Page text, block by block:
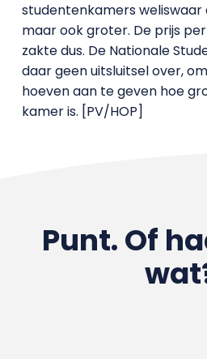
studentenkamers weliswaar
maar ook groter. De prijs
zakte dus. De Nationale
daar geen uitsluitsel over,
hoeven aan te geven hoe
kamer is. [PV/HOP]
Punt. Of